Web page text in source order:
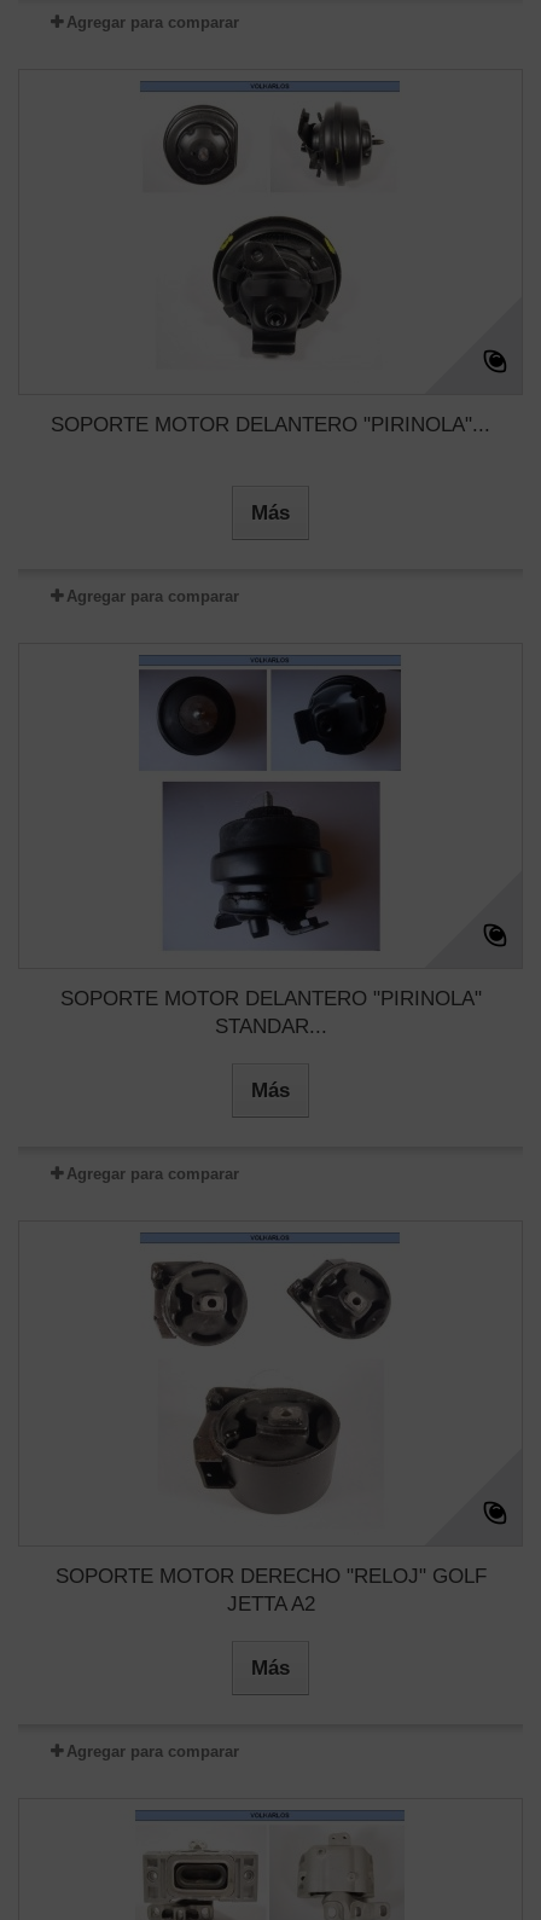
Agregar para comparar
SOPORTE MOTOR DELANTERO "PIRINOLA"...
Más
Agregar para comparar
SOPORTE MOTOR DELANTERO "PIRINOLA"
STANDAR...
Más
Agregar para comparar
SOPORTE MOTOR DERECHO "RELOJ" GOLF
JETTA A2
Más
Agregar para comparar